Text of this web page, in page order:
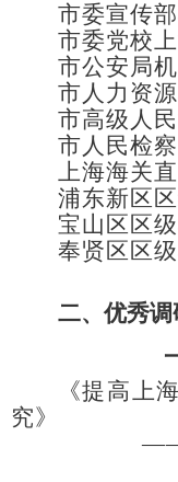
市委宣传
市委党校
市公安局
市人力资
市高级人
市人民检
上海海关
浦东新区
宝山 区区
奉贤 区区
二、优秀
《提高上
究》
——